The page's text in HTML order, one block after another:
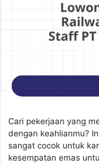
Cari pekerjaan yang
dengan keahlianmu?
sangat cocok untuk
kesempatan emas